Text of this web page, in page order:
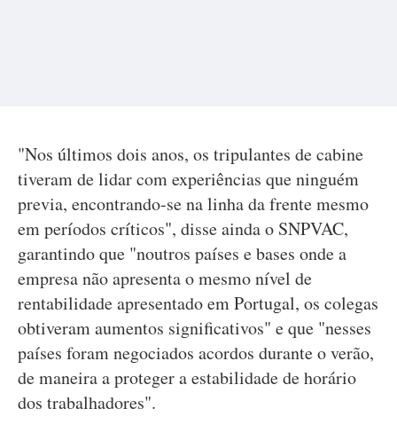
"Nos últimos dois anos, os tripulantes de cabine
tiveram de lidar com experiências que ninguém
previa, encontrando-se na linha da frente mesmo
em períodos críticos", disse ainda o SNPVAC,
garantindo que "noutros países e bases onde a
empresa não apresenta o mesmo nível de
rentabilidade apresentado em Portugal, os colegas
obtiveram aumentos significativos" e que "nesses
países foram negociados acordos durante o verão,
de maneira a proteger a estabilidade de horário
dos trabalhadores".